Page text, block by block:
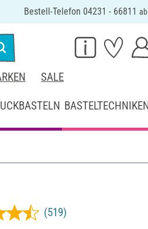
Bestell-Telefon 04231 - 66811
SALE
(519)